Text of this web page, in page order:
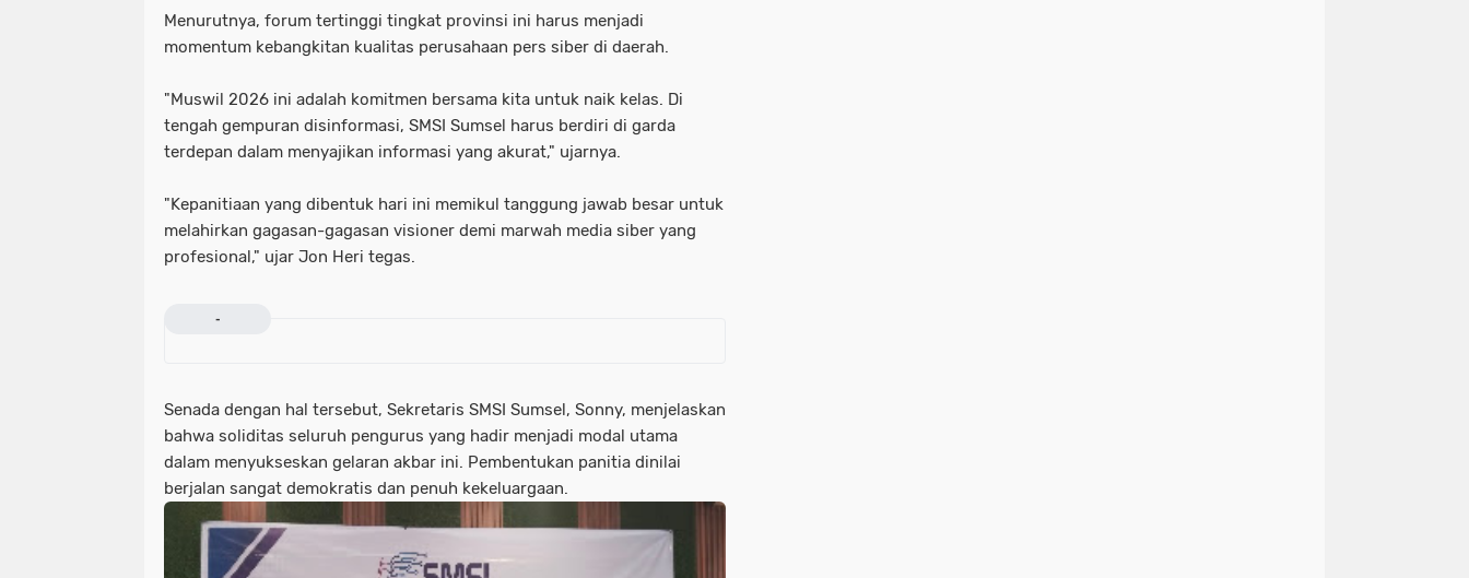
Menurutnya, forum tertinggi tingkat provinsi ini harus menjadi
momentum kebangkitan kualitas perusahaan pers siber di daerah.
"Muswil 2026 ini adalah komitmen bersama kita untuk naik kelas. Di
tengah gempuran disinformasi, SMSI Sumsel harus berdiri di garda
terdepan dalam menyajikan informasi yang akurat," ujarnya.
"Kepanitiaan yang dibentuk hari ini memikul tanggung jawab besar untuk
melahirkan gagasan-gagasan visioner demi marwah media siber yang
profesional," ujar Jon Heri tegas.
-
Senada dengan hal tersebut, Sekretaris SMSI Sumsel, Sonny, menjelaskan
bahwa soliditas seluruh pengurus yang hadir menjadi modal utama
dalam menyukseskan gelaran akbar ini. Pembentukan panitia dinilai
berjalan sangat demokratis dan penuh kekeluargaan.